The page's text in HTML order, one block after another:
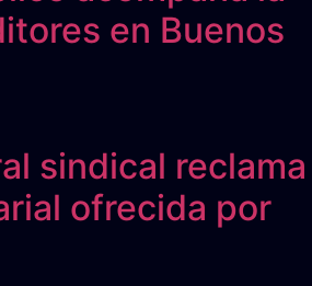
en Buenos
sindical reclama
ofrecida por